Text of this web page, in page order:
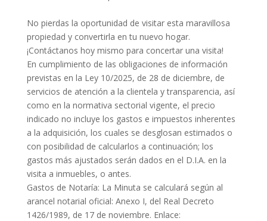
No pierdas la oportunidad de visitar esta maravillosa
propiedad y convertirla en tu nuevo hogar.
¡Contáctanos hoy mismo para concertar una visita!
En cumplimiento de las obligaciones de información
previstas en la Ley 10/2025, de 28 de diciembre, de
servicios de atención a la clientela y transparencia, así
como en la normativa sectorial vigente, el precio
indicado no incluye los gastos e impuestos inherentes
a la adquisición, los cuales se desglosan estimados o
con posibilidad de calcularlos a continuación; los
gastos más ajustados serán dados en el D.I.A. en la
visita a inmuebles, o antes.
Gastos de Notaría: La Minuta se calculará según al
arancel notarial oficial: Anexo I, del Real Decreto
1426/1989, de 17 de noviembre. Enlace: